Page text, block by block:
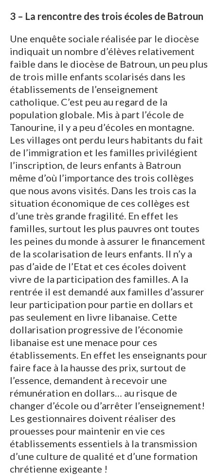
3 – La rencontre des trois écoles de Batroun
Une enquête sociale réalisée par le diocèse
indiquait un nombre d’élèves relativement
faible dans le diocèse de Batroun, un peu plus
de trois mille enfants scolarisés dans les
établissements de l’enseignement
catholique. C’est peu au regard de la
population globale. Mis à part l’école de
Tanourine, il y a peu d’écoles en montagne.
Les villages ont perdu leurs habitants du fait
de l’immigration et les familles privilégient
l’inscription, de leurs enfants à Batroun
même d’où l’importance des trois collèges
que nous avons visités. Dans les trois cas la
situation économique de ces collèges est
d’une très grande fragilité. En effet les
familles, surtout les plus pauvres ont toutes
les peines du monde à assurer le financement
de la scolarisation de leurs enfants. Il n’y a
pas d’aide de l’Etat et ces écoles doivent
vivre de la participation des familles. A la
rentrée il est demandé aux familles d’assurer
leur participation pour partie en dollars et
pas seulement en livre libanaise. Cette
dollarisation progressive de l’économie
libanaise est une menace pour ces
établissements. En effet les enseignants pour
faire face à la hausse des prix, surtout de
l’essence, demandent à recevoir une
rémunération en dollars… au risque de
changer d’école ou d’arrêter l’enseignement!
Les gestionnaires doivent réaliser des
prouesses pour maintenir en vie ces
établissements essentiels à la transmission
d’une culture de qualité et d’une formation
chrétienne exigeante !